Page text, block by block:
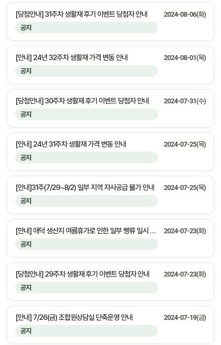
공지
[당첨안내] 31주차 생활재 후기 이벤트 당첨자 안내 2024-08-06(화)
공지
[안내] 24년 32주차 생활재 가격 변동 안내 2024-08-01(목)
공지
[당첨안내] 30주차 생활재 후기 이벤트 당첨자 안내 2024-07-31(수)
공지
[안내] 24년 31주차 생활재 가격 변동 안내 2024-07-25(목)
공지
[안내]31주(7/29~8/2) 일부 지역 자사공급 불가 안내 2024-07-25(목)
공지
[안내] 애덕 생산지 여름휴가로 인한 일부 빵류 일시 공급중단 안내 2024-07-23(화)
공지
[당첨안내] 29주차 생활재 후기 이벤트 당첨자 안내 2024-07-23(화)
공지
[안내] 7/26(금) 조합원상담실 단축운영 안내 2024-07-19(금)